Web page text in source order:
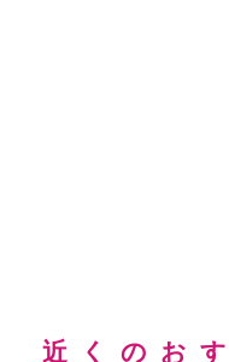
近くのお